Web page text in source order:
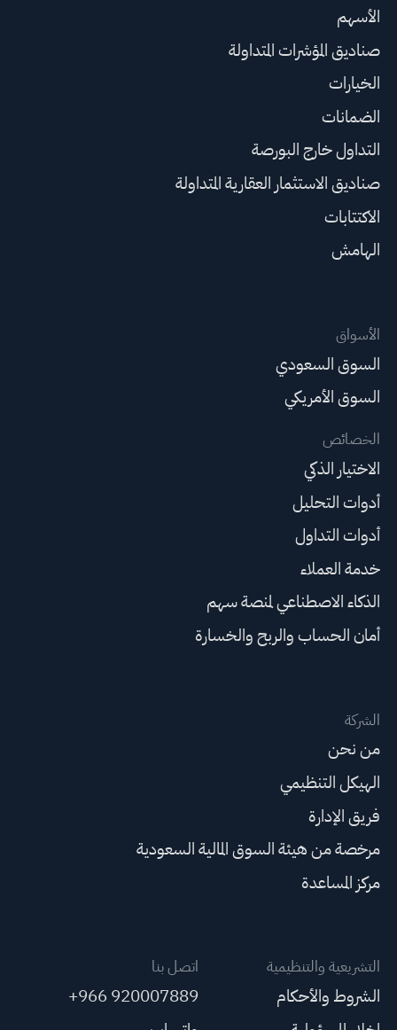
الأسهم
صناديق المؤشرات المتداولة
الخيارات
الضمانات
التداول خارج البورصة
صناديق الاستثمار العقارية المتداولة
الاكتتابات
الهامش
الأسواق
السوق السعودي
السوق الأمريكي
الخصائص
الاختيار الذكي
أدوات التحليل
أدوات التداول
خدمة العملاء
الذكاء الاصطناعي لمنصة سهم
أمان الحساب والربح والخسارة
الشركة
من نحن
الهيكل التنظيمي
فريق الإدارة
مرخصة من هيئة السوق المالية السعودية
مركز المساعدة
التشريعية والتنظيمية
الشروط والأحكام
اتصل بنا
+966 920007889